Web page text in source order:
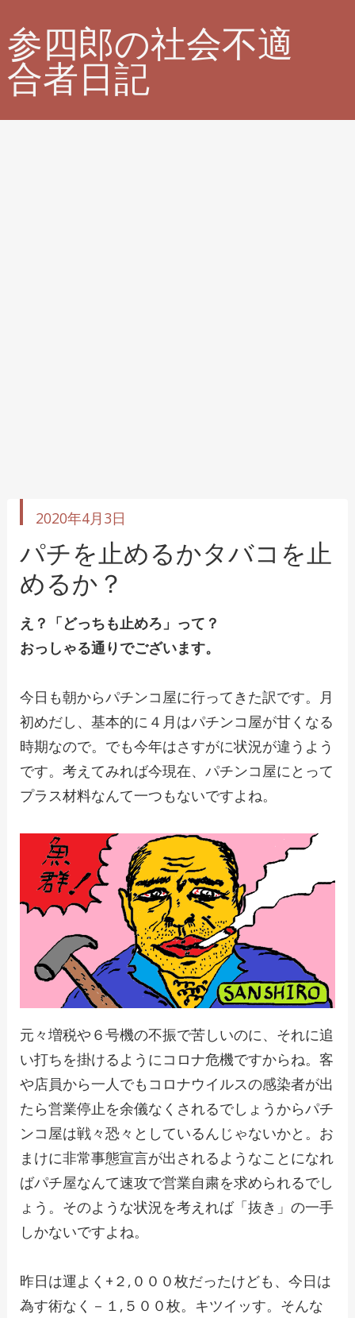
参四郎の社会不適
合者日記
投
日
2020年4月3日
パチを止めるかタバコを止
めるか？
え？「どっちも止めろ」って？
おっしゃる通りでございます。
今日も朝からパチンコ屋に行ってきた訳です。月
初めだし、基本的に４月はパチンコ屋が甘くなる
時期なので。でも今年はさすがに状況が違うよう
です。考えてみれば今現在、パチンコ屋にとって
プラス材料なんて一つもないですよね。
元々増税や６号機の不振で苦しいのに、それに追
い打ちを掛けるようにコロナ危機ですからね。客
や店員から一人でもコロナウイルスの感染者が出
たら営業停止を余儀なくされるでしょうからパチ
ンコ屋は戦々恐々としているんじゃないかと。お
まけに非常事態宣言が出されるようなことになれ
ばパチ屋なんて速攻で営業自粛を求められるでし
ょう。そのような状況を考えれば「抜き」の一手
しかないですよね。
昨日は運よく+２,０００枚だったけども、今日は
為す術なく－１,５００枚。キツイッす。そんな